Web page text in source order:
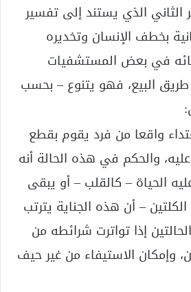
الثاني الذي يستند إلى تفسير
بخطف الإنسان وتخديره
في بعض المستشفيات
البيع، فهو يتنوع – بحسب
واقعا من فرد يقوم بقطع
والحكم في هذه الحالة أنه
الحياة – كالقلب – أو يبقى
– أن هذه الجناية يترتب
إذا تواترت شرائطه من
وإمكان الاستيفاء من غير حيف